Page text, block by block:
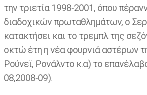
την τριετία 1998-2001, όπου
διαδοχικών πρωταθλημάτων, ο
κατακτήσει και το τρεμπλ της
οκτώ έτη η νέα φουρνιά αστέρων
Ρούνεϊ, Ρονάλντο κ.α) το
08,2008-09).